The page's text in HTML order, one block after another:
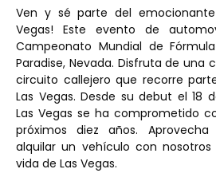
Ven y sé parte del
Vegas! Este evento de
Campeonato Mundial de
Paradise, Nevada. Disfruta de una
circuito callejero que recorre
Las Vegas. Desde su debut el 18
Las Vegas se ha comprometido
próximos diez años.
alquilar un vehículo con
vida de Las Vegas.